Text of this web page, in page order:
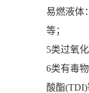
易燃液体
等；
5类过氧
6类有毒
酸酯(TDI)